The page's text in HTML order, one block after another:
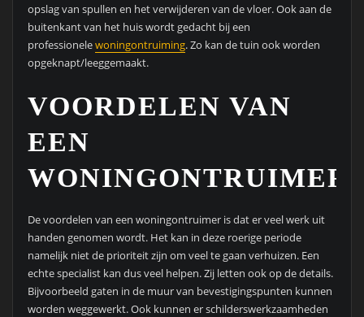
opslag van spullen en het verwijderen van de vloer. Ook aan de
buitenkant van het huis wordt gedacht bij een
professionelewoningontruiming. Zo kan de tuin ook worden
opgeknapt/leeggemaakt.
VOORDELEN VAN
EEN
WONINGONTRUIMER
De voordelen van een woningontruimer is dat er veel werk uit
handen genomen wordt. Het kan in deze roerige periode
namelijk niet de prioriteit zijn om veel te gaan verhuizen. Een
echte specialist kan dus veel helpen. Zij letten ook op de details.
Bijvoorbeeld gaten in de muur van bevestigingspunten kunnen
worden weggewerkt. Ook kunnen er schilderswerkzaamheden